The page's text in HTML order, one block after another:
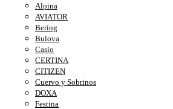
Alpina
AVIATOR
Bering
Bulova
Casio
CERTINA
CITIZEN
Cuervo y Sobrinos
DOXA
Festina